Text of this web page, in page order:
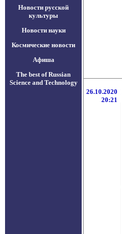
Новости русской
культуры
Новости науки
Космические новости
Афиша
The best of Russian
Science and Technology
26.10.2020
20:21